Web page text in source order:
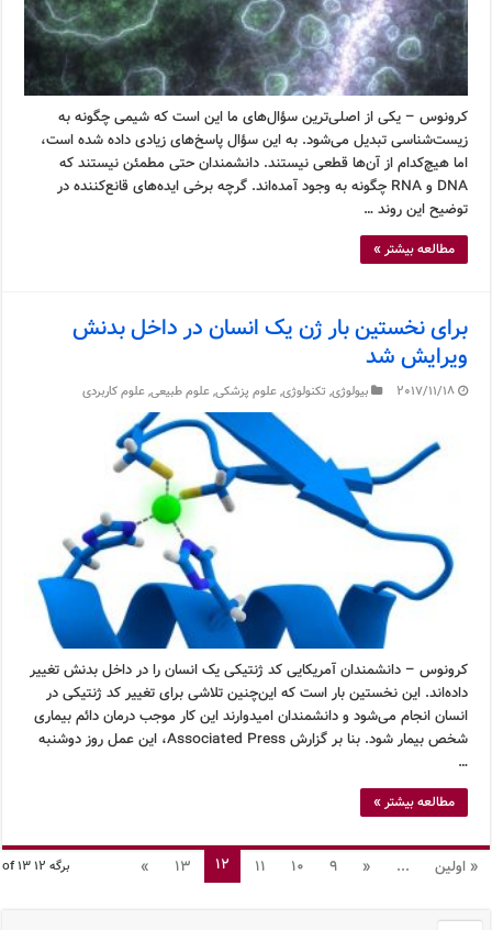
کرونوس – یکی از اصلی‌ترین سؤال‌های ما این است که شیمی چگونه به
زیست‌شناسی تبدیل می‌شود. به این سؤال پاسخ‌های زیادی داده شده است،
اما هیچ‌کدام از آن‌ها قطعی نیستند. دانشمندان حتی مطمئن نیستند که
DNA و RNA چگونه به وجود آمده‌اند. گرچه برخی ایده‌های قانع‌کننده در
توضیح این روند …
مطالعه بیشتر »
برای نخستین بار ژن یک انسان در داخل بدنش
ویرایش شد
2017/11/18 بیولوژی, تکنولوژی,علوم پزشکی,علوم طبیعی,علوم کاربردی
کرونوس – دانشمندان آمریکایی کد ژنتیکی یک انسان را در داخل بدنش تغییر
داده‌اند. این نخستین بار است که این‌چنین تلاشی برای تغییر کد ژنتیکی در
انسان انجام می‌شود و دانشمندان امیدوارند این کار موجب درمان دائم بیماری
شخص بیمار شود. بنا بر گزارش Associated Press، این عمل روز دوشنبه
…
مطالعه بیشتر »
برگه 12 of 13 « اولین ...
«
9
10
11
12
13
»